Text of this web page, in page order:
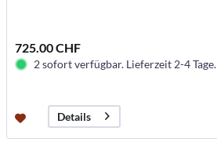
725.00 CHF
2 sofort verfügbar. Lieferzeit 2-4 Tage.
Details